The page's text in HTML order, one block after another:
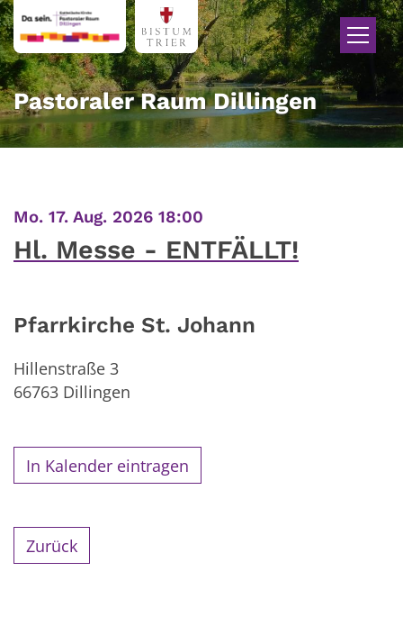
Zum Inhalt springen
Pastoraler Raum Dillingen
Mo. 17. Aug. 2026 18:00
Hl. Messe - ENTFÄLLT!
Pfarrkirche St. Johann
Hillenstraße 3
66763 Dillingen
In Kalender eintragen
Zurück